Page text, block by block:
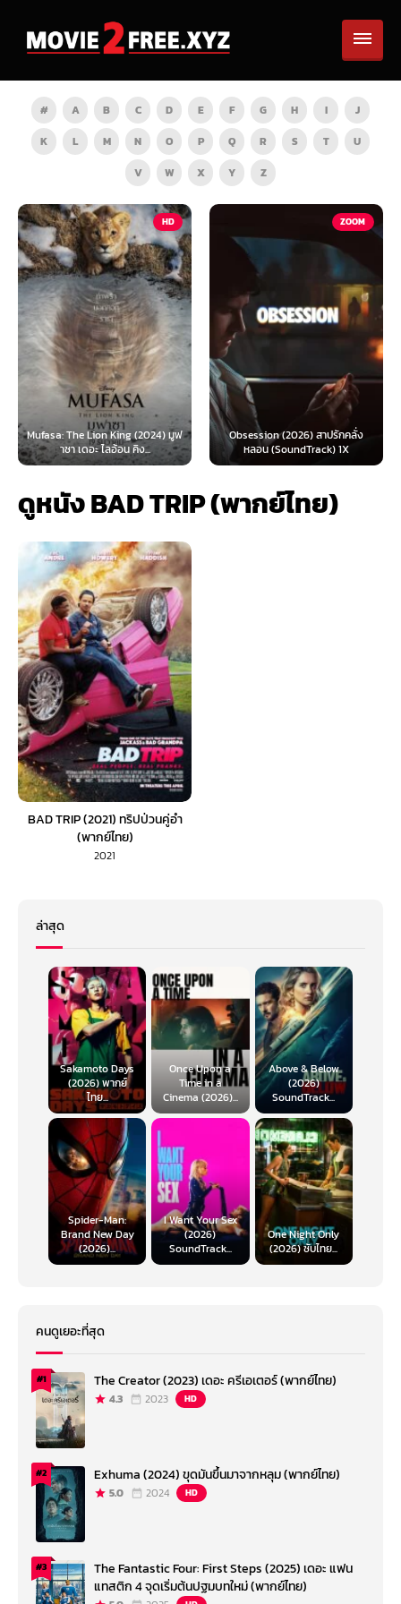
# A B C D E F G H I
J
K
L M N O P Q R S T
U
V
W X Y Z
HD
The Lion King (2024) มูฟ
าซา เดอะ ไลอ้อน คิง...
Obsession (2026) สาปรักคลั่ง
หลอน (SoundTrack) 1X
Survive
ดูหนัง BAD TRIP (พากย์ไทย)
BAD TRIP (2021) ทริปป่วนคู่อำ
(พากย์ไทย)
2021
ล่าสุด
Sakamoto Days
(2026) พากย์
ไทย...
Once Upon a
Time in a
Cinema (2026)...
Above & Below
(2026)
SoundTrack...
Spider-Man:
Brand New Day
(2026)...
I Want Your Sex
(2026)
SoundTrack...
One Night Only
(2026) ซับไทย...
คนดูเยอะที่สุด
#1 The Creator (2023) เดอะ ครีเอเตอร์ (พากย์ไทย)
4.3 2023 HD
#2 Exhuma (2024) ขุดมันขึ้นมาจากหลุม (พากย์ไทย)
5.0 2024 HD
#3
The Fantastic Four: First Steps (2025) เดอะ แฟน
แทสติก 4 จุดเริ่มต้นปฐมบทใหม่ (พากย์ไทย)